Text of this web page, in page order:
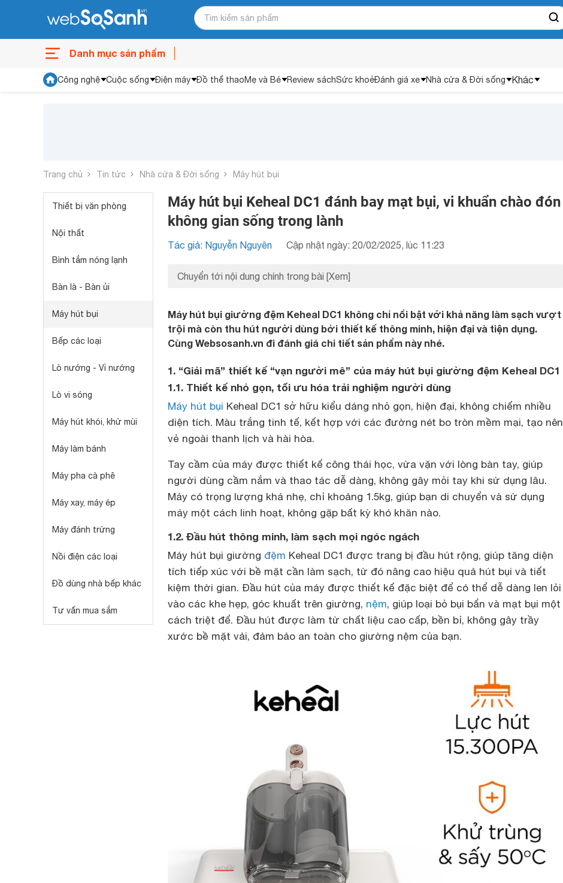
Danh mục sản phẩm
Công nghệ Cuộc sống Điện máy Đồ thể thaoMẹ và Bé Review sáchSức khoẻĐánh giá xe Nhà cửa & Đời sống Khác
Trang chủ Tin tức Nhà cửa & Đời sống Máy hút bụi
Thiết bị văn phòng
Nội thất
Bình tắm nóng lạnh
Bàn là - Bàn ủi
Máy hút bụi
Bếp các loại
Lò nướng - Vỉ nướng
Lò vi sóng
Máy hút khói, khử mùi
Máy làm bánh
Máy pha cà phê
Máy xay, máy ép
Máy đánh trứng
Nồi điện các loại
Đồ dùng nhà bếp khác
Tư vấn mua sắm
Máy hút bụi Keheal DC1 đánh bay mạt bụi, vi khuẩn chào đón
không gian sống trong lành
Tác giả: Nguyễn Nguyên Cập nhật ngày: 20/02/2025, lúc 11:23
Chuyển tới nội dung chính trong bài [Xem]
Máy hút bụi giường đệm Keheal DC1 không chỉ nổi bật với khả năng làm sạch vượt
trội mà còn thu hút người dùng bởi thiết kế thông minh, hiện đại và tiện dụng.
Cùng Websosanh.vn đi đánh giá chi tiết sản phẩm này nhé.
1. “Giải mã” thiết kế “vạn người mê” của máy hút bụi giường đệm Keheal DC1
1.1. Thiết kế nhỏ gọn, tối ưu hóa trải nghiệm người dùng
Máy hút bụi Keheal DC1 sở hữu kiểu dáng nhỏ gọn, hiện đại, không chiếm nhiều
diện tích. Màu trắng tinh tế, kết hợp với các đường nét bo tròn mềm mại, tạo nên
vẻ ngoài thanh lịch và hài hòa.
Tay cầm của máy được thiết kế công thái học, vừa vặn với lòng bàn tay, giúp
người dùng cầm nắm và thao tác dễ dàng, không gây mỏi tay khi sử dụng lâu.
Máy có trọng lượng khá nhẹ, chỉ khoảng 1.5kg, giúp bạn di chuyển và sử dụng
máy một cách linh hoạt, không gặp bất kỳ khó khăn nào.
1.2. Đầu hút thông minh, làm sạch mọi ngóc ngách
Máy hút bụi giường đệm Keheal DC1 được trang bị đầu hút rộng, giúp tăng diện
tích tiếp xúc với bề mặt cần làm sạch, từ đó nâng cao hiệu quả hút bụi và tiết
kiệm thời gian. Đầu hút của máy được thiết kế đặc biệt để có thể dễ dàng len lỏi
vào các khe hẹp, góc khuất trên giường, nệm, giúp loại bỏ bụi bẩn và mạt bụi một
cách triệt để. Đầu hút được làm từ chất liệu cao cấp, bền bỉ, không gây trầy
xước bề mặt vải, đảm bảo an toàn cho giường nệm của bạn.